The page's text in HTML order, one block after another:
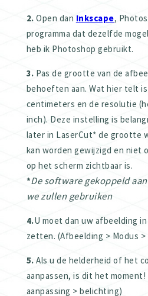
2.Open dan Inkscape,
programma dat dezelfde
heb ik Photoshop gebruikt.
3. Pas de grootte van de
behoeften aan. Wat hier telt
centimeters en de resolutie
inch). Deze instelling is
later in LaserCut* de grootte
kan worden gewijzigd en niet
op het scherm zichtbaar is.
*De software gekoppeld
we zullen gebruiken
4.U moet dan uw afbeelding
zetten. (Afbeelding > Modus >
5.Als u de helderheid of het
aanpassen, is dit het moment!
aanpassing > belichting)